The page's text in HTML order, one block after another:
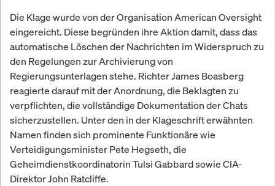
Die Klage wurde von der Organisation American Oversight
eingereicht. Diese begründen ihre Aktion damit, dass das
automatische Löschen der Nachrichten im Widerspruch zu
den Regelungen zur Archivierung von
Regierungsunterlagen stehe. Richter James Boasberg
reagierte darauf mit der Anordnung, die Beklagten zu
verpflichten, die vollständige Dokumentation der Chats
sicherzustellen. Unter den in der Klageschrift erwähnten
Namen finden sich prominente Funktionäre wie
Verteidigungsminister Pete Hegseth, die
Geheimdienstkoordinatorin Tulsi Gabbard sowie CIA-
Direktor John Ratcliffe.